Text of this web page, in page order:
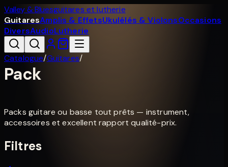
Valley & Bluesguitares et lutherie
GuitaresAmplis & EffetsUkulélés & ViolonsOccasions
DiversAudioLutherie
Catalogue/Guitares/
Pack
Packs guitare ou basse tout prêts — instrument,
accessoires et excellent rapport qualité-prix.
Filtres